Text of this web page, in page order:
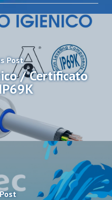
Post
/ Certificato